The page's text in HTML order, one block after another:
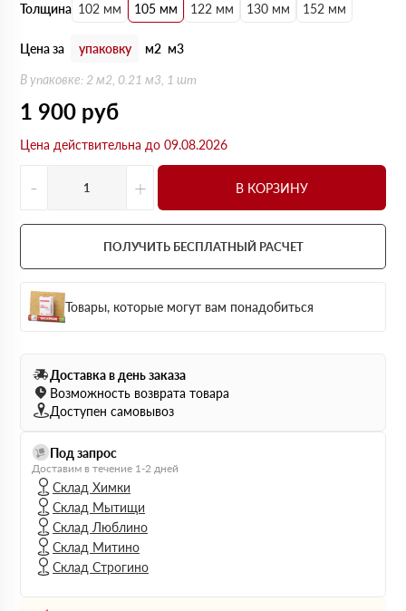
Толщина 102 мм 105 мм 122 мм 130 мм 152 мм
Цена за упаковку м2 м3
В упаковке: 2 м2, 0.21 м3, 1 шт
1 900 руб
Цена действительна до 09.08.2026
- + В КОРЗИНУ
ПОЛУЧИТЬ БЕСПЛАТНЫЙ РАСЧЕТ
Товары, которые могут вам понадобиться
Доставка в день заказа
Возможность возврата товара
Доступен самовывоз
Под запрос
Доставим в течение 1-2 дней
Склад Химки
Склад Мытищи
Склад Люблино
Склад Митино
Склад Строгино